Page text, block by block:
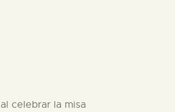
celebrar la misa